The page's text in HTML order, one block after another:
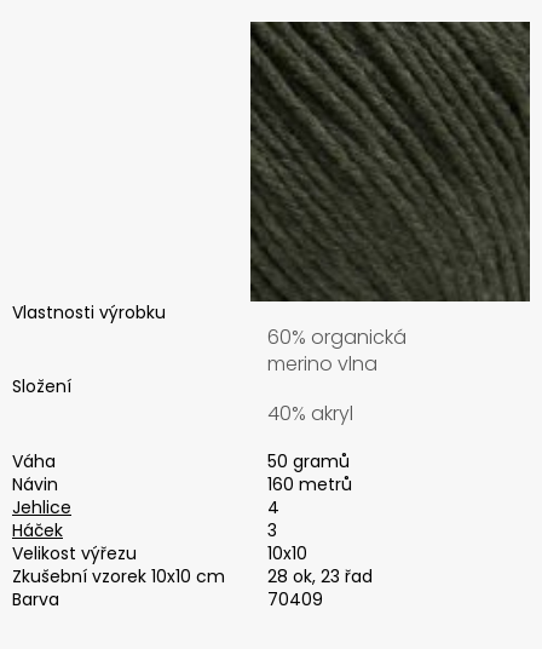
Vlastnosti výrobku
Složení
60% organická
merino vlna
40% akryl
Váha
50 gramů
Návin
160 metrů
Jehlice
4
Háček
3
Velikost výřezu
10x10
Zkušební vzorek 10x10 cm
28 ok, 23 řad
Barva
70409